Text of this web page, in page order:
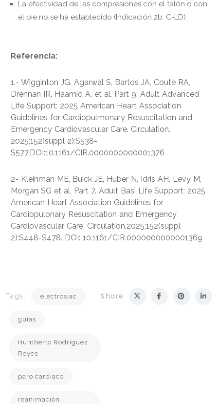
La efectividad de las compresiones con el talón o con
el pie no se ha establecido (Indicación 2b: C-LD)
Referencia:
1.- Wigginton JG, Agarwal S, Bartos JA, Coute RA,
Drennan IR, Haamid A, et al. Part 9: Adult Advanced
Life Support: 2025 American Heart Association
Guidelines for Cardiopulmonary Resuscitation and
Emergency Cardiovascular Care. Circulation.
2025;152(suppl 2):S538-
S577.DOI:10.1161/CIR.0000000000001376
2- Kleinman ME, Buick JE, Huber N, Idris AH, Levy M,
Morgan SG et al. Part 7. Adult Basi Life Support: 2025
American Heart Association Guidelines for
Cardiopulonary Resuscitation and Emergency
Cardiovascular Care. Circulation.2025;152(suppl
2):S448-S478. DOI: 10.1161/CIR.0000000000001369
Tags: electrosiac
guías
Humberto Rodríguez
Reyes
paro cardíaco
reanimación
Share